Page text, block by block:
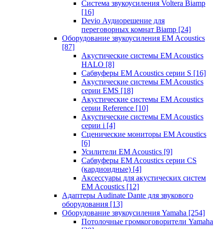
Система звукоусиления Voltera Biamp
[16]
Devio Аудиорешение для
переговорных комнат Biamp [24]
Оборудование звукоусиления EM Acoustics
[87]
Акустические системы EM Acoustics
HALO [8]
Сабвуферы EM Acoustics серии S [16]
Акустические системы EM Acoustics
серии EMS [18]
Акустические системы EM Acoustics
серии Reference [10]
Акустические системы EM Acoustics
серии i [4]
Сценические мониторы EM Acoustics
[6]
Усилители EM Acoustics [9]
Сабвуферы EM Acoustics серии CS
(кардиоидные) [4]
Аксессуары для акустических систем
EM Acoustics [12]
Адаптеры Audinate Dante для звукового
оборудования [13]
Оборудование звукоусиления Yamaha [254]
Потолочные громкоговорители Yamaha